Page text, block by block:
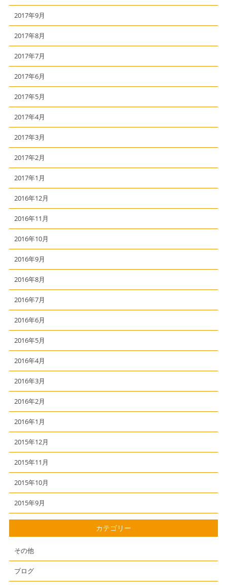
2017年9月
2017年8月
2017年7月
2017年6月
2017年5月
2017年4月
2017年3月
2017年2月
2017年1月
2016年12月
2016年11月
2016年10月
2016年9月
2016年8月
2016年7月
2016年6月
2016年5月
2016年4月
2016年3月
2016年2月
2016年1月
2015年12月
2015年11月
2015年10月
2015年9月
カテゴリー
その他
ブログ